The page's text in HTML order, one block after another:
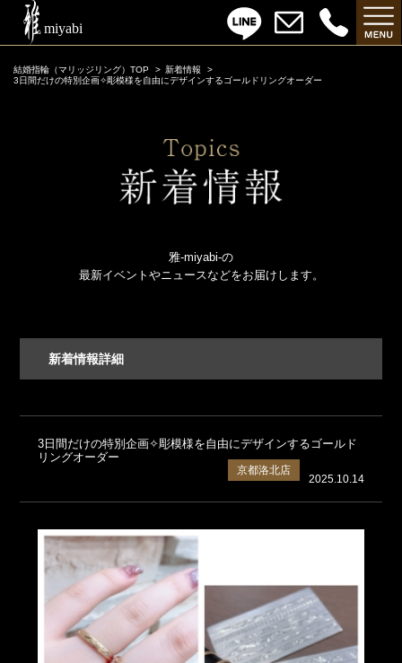
結婚指輪（マリッジリング）TOP
新着情報
3日間だけの特別企画✧彫模様を自由にデザインするゴールドリングオーダー
雅-miyabi-の
最新イベントやニュースなどをお届けします。
新着情報詳細
3日間だけの特別企画✧彫模様を自由にデザインするゴールド
リングオーダー
2025.10.14
京都洛北店